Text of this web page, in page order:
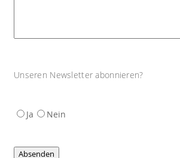
Unseren Newsletter abonnieren?
Ja Nein